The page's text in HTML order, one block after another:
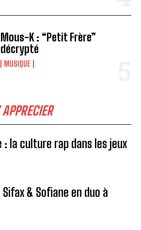
Mous-K : “Petit Frère”
décrypté
MUSIQUE
: la culture rap dans les jeux
& Sofiane en duo à